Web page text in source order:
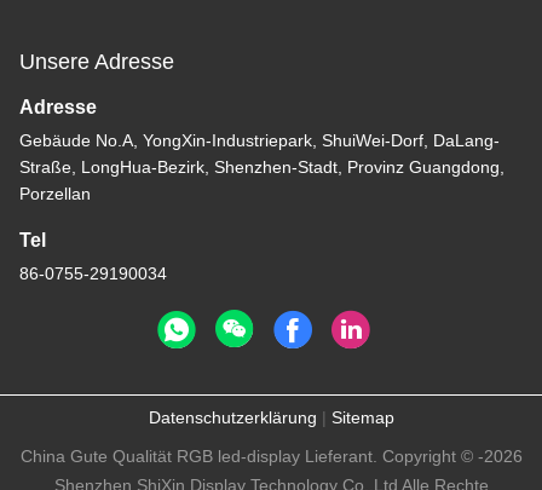
Unsere Adresse
Adresse
Gebäude No.A, YongXin-Industriepark, ShuiWei-Dorf, DaLang-
Straße, LongHua-Bezirk, Shenzhen-Stadt, Provinz Guangdong,
Porzellan
Tel
86-0755-29190034
Datenschutzerklärung | Sitemap
China Gute Qualität RGB led-display Lieferant. Copyright © -2026
Shenzhen ShiXin Display Technology Co.,Ltd Alle Rechte